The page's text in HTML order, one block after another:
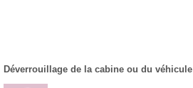
Déverrouillage de la cabine ou du véhicule